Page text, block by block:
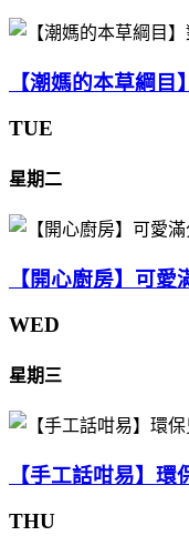
【潮媽的本草綱目
TUE
星期二
【開心廚房】可
WED
星期三
【手工話咁易】環
THU